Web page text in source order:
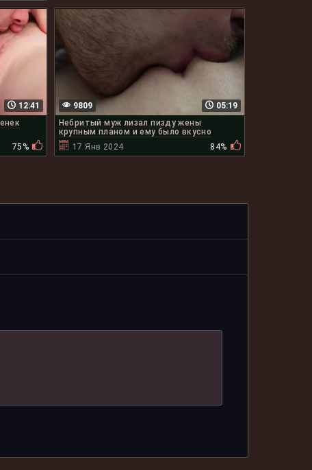
12:41
75%
05:19
9809
Небритый муж лизал пизду жены
крупным планом и ему было вкусно
17 Янв 2024
84%